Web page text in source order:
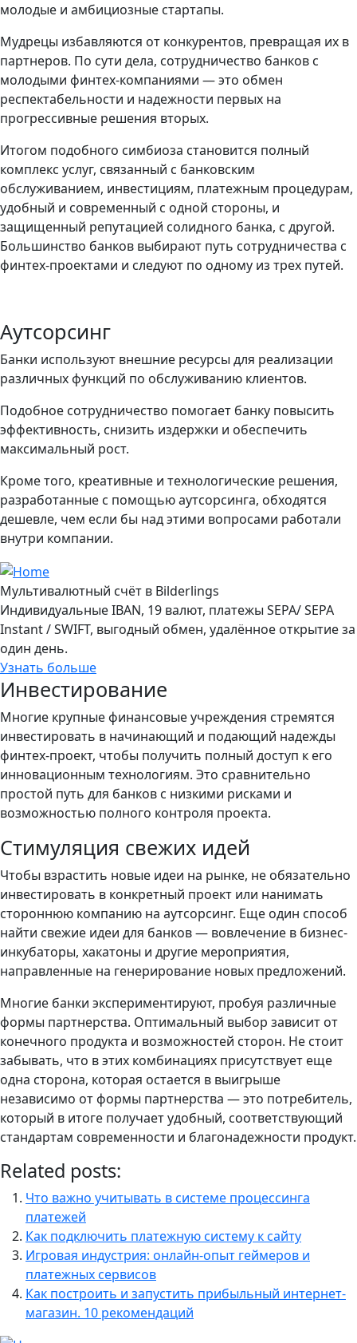
молодые и амбициозные стартапы.
Мудрецы избавляются от конкурентов, превращая их в
партнеров. По сути дела, сотрудничество банков с
молодыми финтех-компаниями — это обмен
респектабельности и надежности первых на
прогрессивные решения вторых.
Итогом подобного симбиоза становится полный
комплекс услуг, связанный с банковским
обслуживанием, инвестициям, платежным процедурам,
удобный и современный с одной стороны, и
защищенный репутацией солидного банка, с другой.
Большинство банков выбирают путь сотрудничества с
финтех-проектами и следуют по одному из трех путей.
Аутсорсинг
Банки используют внешние ресурсы для реализации
различных функций по обслуживанию клиентов.
Подобное сотрудничество помогает банку повысить
эффективность, снизить издержки и обеспечить
максимальный рост.
Кроме того, креативные и технологические решения,
разработанные с помощью аутсорсинга, обходятся
дешевле, чем если бы над этими вопросами работали
внутри компании.
Мультивалютный счёт в Bilderlings
Индивидуальные IBAN, 19 валют, платежы SEPA/ SEPA
Instant / SWIFT, выгодный обмен, удалённое открытие за
один день.
Узнать больше
Инвестирование
Многие крупные финансовые учреждения стремятся
инвестировать в начинающий и подающий надежды
финтех-проект, чтобы получить полный доступ к его
инновационным технологиям. Это сравнительно
простой путь для банков с низкими рисками и
возможностью полного контроля проекта.
Стимуляция свежих идей
Чтобы взрастить новые идеи на рынке, не обязательно
инвестировать в конкретный проект или нанимать
стороннюю компанию на аутсорсинг. Еще один способ
найти свежие идеи для банков — вовлечение в бизнес-
инкубаторы, хакатоны и другие мероприятия,
направленные на генерирование новых предложений.
Многие банки экспериментируют, пробуя различные
формы партнерства. Оптимальный выбор зависит от
конечного продукта и возможностей сторон. Не стоит
забывать, что в этих комбинациях присутствует еще
одна сторона, которая остается в выигрыше
независимо от формы партнерства — это потребитель,
который в итоге получает удобный, соответствующий
стандартам современности и благонадежности продукт.
Related posts:
Что важно учитывать в системе процессинга
платежей
Как подключить платежную систему к сайту
Игровая индустрия: онлайн-опыт геймеров и
платежных сервисов
Как построить и запустить прибыльный интернет-
магазин. 10 рекомендаций